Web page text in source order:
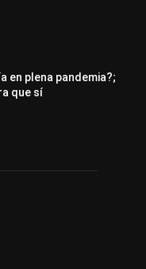
en plena pandemia?;
que sí